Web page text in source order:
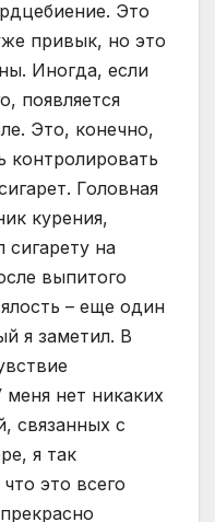
Это
привык, но это
Иногда, если
появляется
Это, конечно,
контролировать
Головная
курения,
сигарету на
выпитого
– еще один
я заметил. В
меня нет никаких
связанных с
я так
это всего